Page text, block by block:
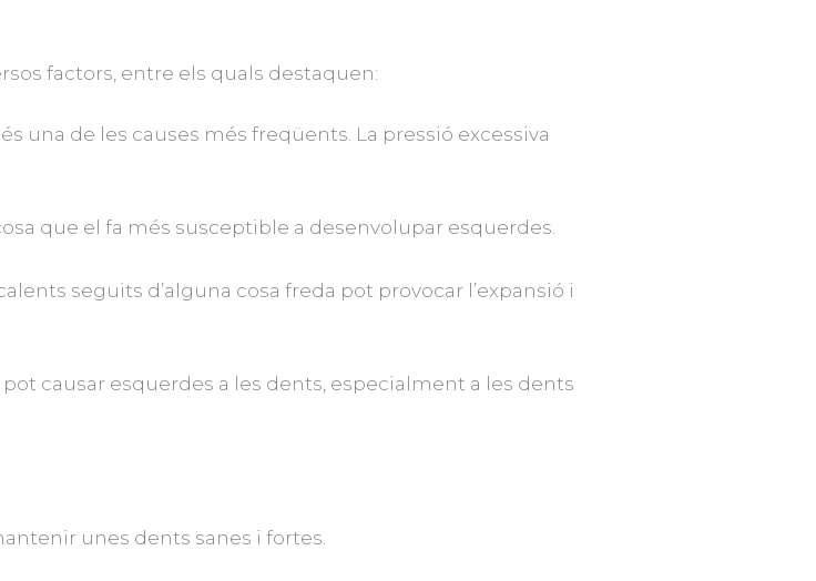
factors, entre els quals destaquen:
una de les causes més freqüents. La pressió excessiva
que el fa més susceptible a desenvolupar esquerdes.
seguits d’alguna cosa freda pot provocar l’expansió i
causar esquerdes a les dents, especialment a les dents
unes dents sanes i fortes.